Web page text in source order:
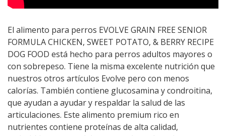
El alimento para perros EVOLVE GRAIN FREE SENIOR
FORMULA CHICKEN, SWEET POTATO, & BERRY RECIPE
DOG FOOD está hecho para perros adultos mayores o
con sobrepeso. Tiene la misma excelente nutrición que
nuestros otros artículos Evolve pero con menos
calorías. También contiene glucosamina y condroitina,
que ayudan a ayudar y respaldar la salud de las
articulaciones. Este alimento premium rico en
nutrientes contiene proteínas de alta calidad,